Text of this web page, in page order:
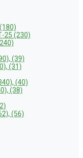
25 (230)
(39)
(31)
(40)
(38)
(56)